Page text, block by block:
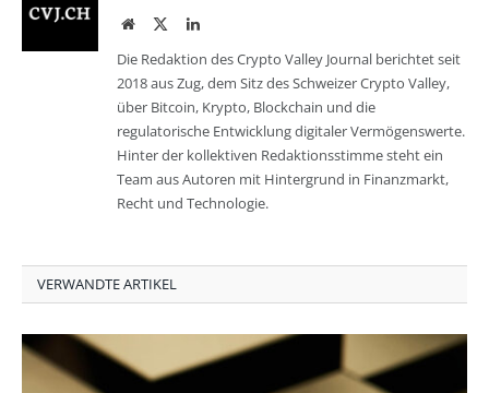
WebsiteTwitterLinkedIn
Die Redaktion des Crypto Valley Journal berichtet seit
2018 aus Zug, dem Sitz des Schweizer Crypto Valley,
über Bitcoin, Krypto, Blockchain und die
regulatorische Entwicklung digitaler Vermögenswerte.
Hinter der kollektiven Redaktionsstimme steht ein
Team aus Autoren mit Hintergrund in Finanzmarkt,
Recht und Technologie.
VERWANDTE ARTIKEL